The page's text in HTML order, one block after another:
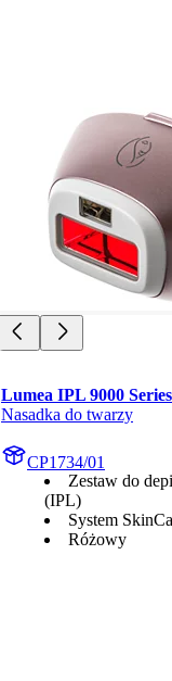
Lumea IPL 9000 Series
Nasadka do twarzy
CP1734/01
Zestaw do
(IPL)
System
Różowy